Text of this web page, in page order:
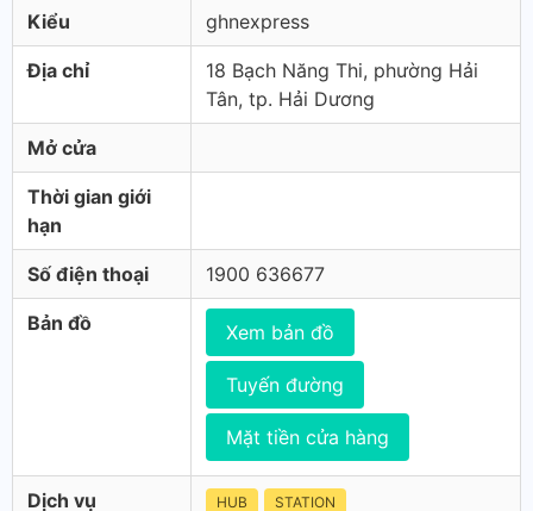
Kiểu ghnexpress
Địa chỉ
18 Bạch Năng Thi, phường Hải
Tân, tp. Hải Dương
Mở cửa
Thời gian giới
hạn
Số điện thoại 1900 636677
Bản đồ Xem bản đồ
Tuyến đường
Mặt tiền cửa hàng
Dịch vụ HUB STATION